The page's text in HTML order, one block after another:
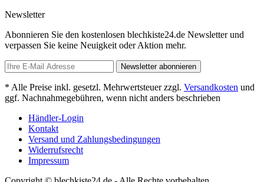
Newsletter
Abonnieren Sie den kostenlosen blechkiste24.de Newsletter und
verpassen Sie keine Neuigkeit oder Aktion mehr.
Newsletter abonnieren
* Alle Preise inkl. gesetzl. Mehrwertsteuer zzgl. Versandkosten und
ggf. Nachnahmegebühren, wenn nicht anders beschrieben
Händler-Login
Kontakt
Versand und Zahlungsbedingungen
Widerrufsrecht
Impressum